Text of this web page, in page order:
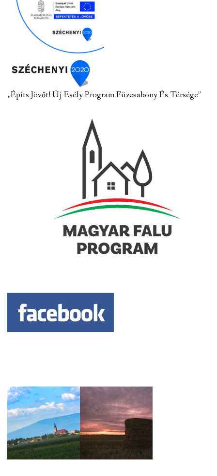
„Építs Jövőt! Új Esély Program Füzesabony És Térsége”